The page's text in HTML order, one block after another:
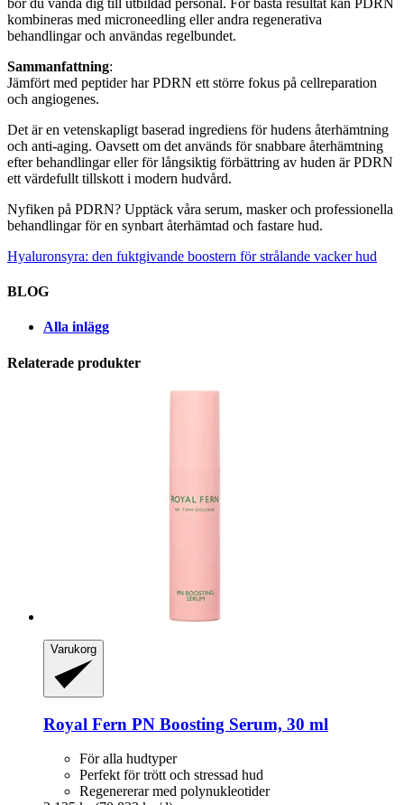
kombineras med microneedling eller andra regenerativa
behandlingar och användas regelbundet.
Sammanfattning:
Jämfört med peptider har PDRN ett större fokus på cellreparation
och angiogenes.
Det är en vetenskapligt baserad ingrediens för hudens återhämtning
och anti-aging. Oavsett om det används för snabbare återhämtning
efter behandlingar eller för långsiktig förbättring av huden är PDRN
ett värdefullt tillskott i modern hudvård.
Nyfiken på PDRN? Upptäck våra serum, masker och professionella
behandlingar för en synbart återhämtad och fastare hud.
Hyaluronsyra: den fuktgivande boostern för strålande vacker hud
BLOG
Alla inlägg
Relaterade produkter
Varukorg
Royal Fern PN Boosting Serum, 30 ml
För alla hudtyper
Perfekt för trött och stressad hud
Regenererar med polynukleotider